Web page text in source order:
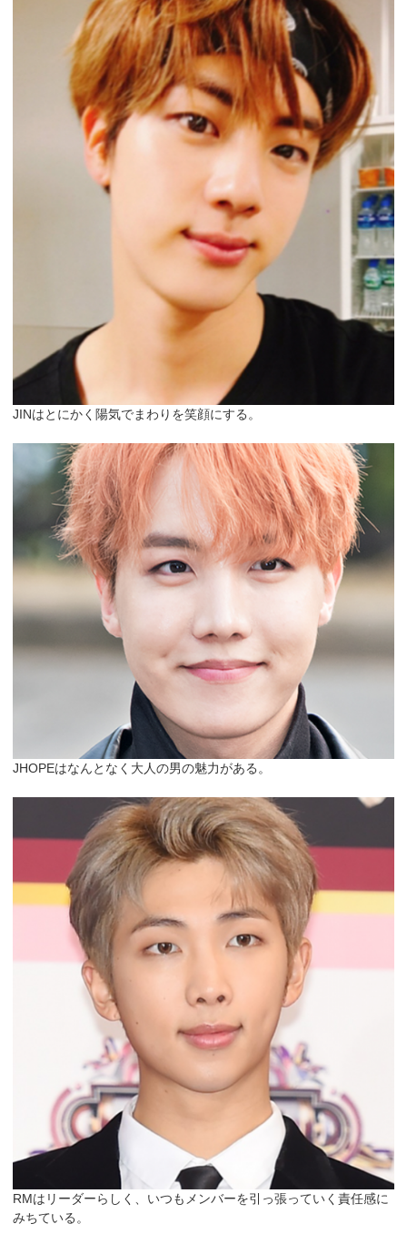
JINはとにかく陽気でまわりを笑顔にする。
JHOPEはなんとなく大人の男の魅力がある。
RMはリーダーらしく、いつもメンバーを引っ張っていく責任感に
みちている。